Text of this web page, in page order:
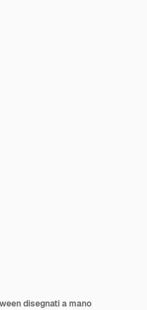
disegnati a mano